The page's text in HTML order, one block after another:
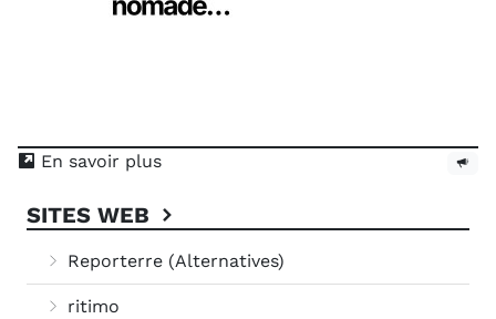
En savoir plus
SITES WEB
Reporterre (Alternatives)
ritimo